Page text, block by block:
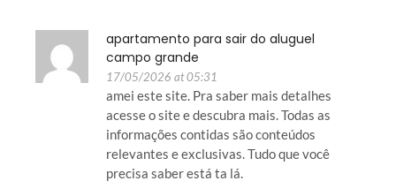
apartamento para sair do aluguel
campo grande
17/05/2026 at 05:31
amei este site. Pra saber mais detalhes
acesse o site e descubra mais. Todas as
informações contidas são conteúdos
relevantes e exclusivas. Tudo que você
precisa saber está ta lá.